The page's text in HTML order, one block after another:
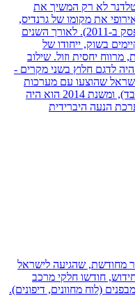
לא רק המשיך את
את מקומו של גרנדיס,
המיניוואן הקלאסי של מיצובישי (ייצורו הופסק ב-2011). לאורך השנים
בשוק, ייחודו של
יחסית וזול. שילוב
2013. אאוטלנדר היה לדגם חלוץ בשני מקרים -
שהוצעו עם מערכות
בטיחות מתקדמות (גם אם בגרסת דיזל בלבד), ומשנת 2014 הוא היה
הנעה היברידית
סטאר מחודשת, שהגיעה לישראל
במסגרת החידוש, חודשו חלקי מרכב
(לוח מחוונים, דיפונים).